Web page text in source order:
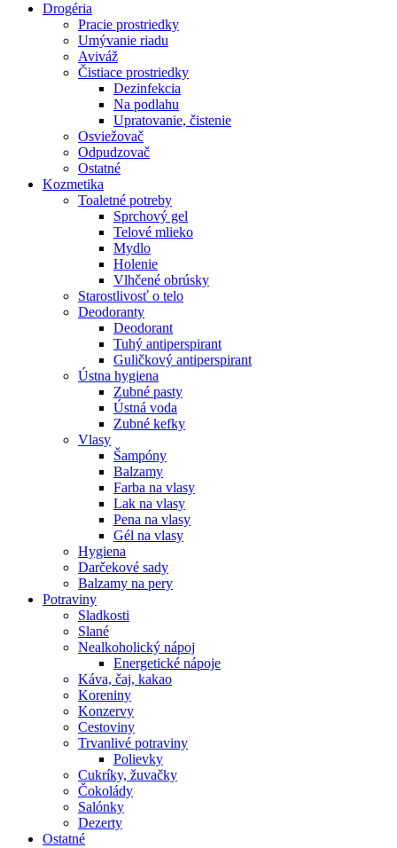
Drogéria
Pracie prostriedky
Umývanie riadu
Aviváž
Čistiace prostriedky
Dezinfekcia
Na podlahu
Upratovanie, čistenie
Osviežovač
Odpudzovač
Ostatné
Kozmetika
Toaletné potreby
Sprchový gel
Telové mlieko
Mydlo
Holenie
Vlhčené obrúsky
Starostlivosť o telo
Deodoranty
Deodorant
Tuhý antiperspirant
Guličkový antiperspirant
Ústna hygiena
Zubné pasty
Ústná voda
Zubné kefky
Vlasy
Šampóny
Balzamy
Farba na vlasy
Lak na vlasy
Pena na vlasy
Gél na vlasy
Hygiena
Darčekové sady
Balzamy na pery
Potraviny
Sladkosti
Slané
Nealkoholický nápoj
Energetické nápoje
Káva, čaj, kakao
Koreniny
Konzervy
Cestoviny
Trvanlivé potraviny
Polievky
Cukríky, žuvačky
Čokolády
Salónky
Dezerty
Ostatné